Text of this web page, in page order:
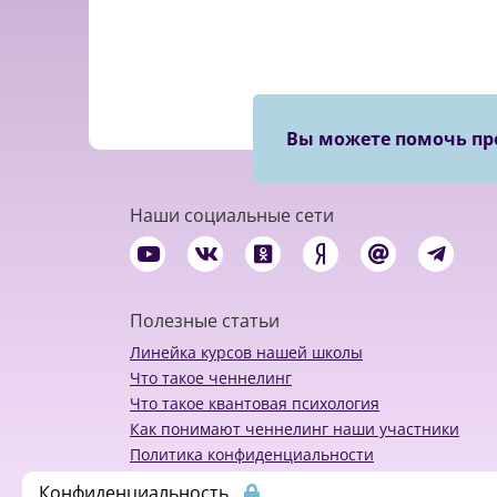
Вы можете помочь
Наши социальные сети
Полезные статьи
Линейка курсов нашей школы
Что такое ченнелинг
Что такое квантовая психология
Как понимают ченнелинг наши участники
Политика конфиденциальности